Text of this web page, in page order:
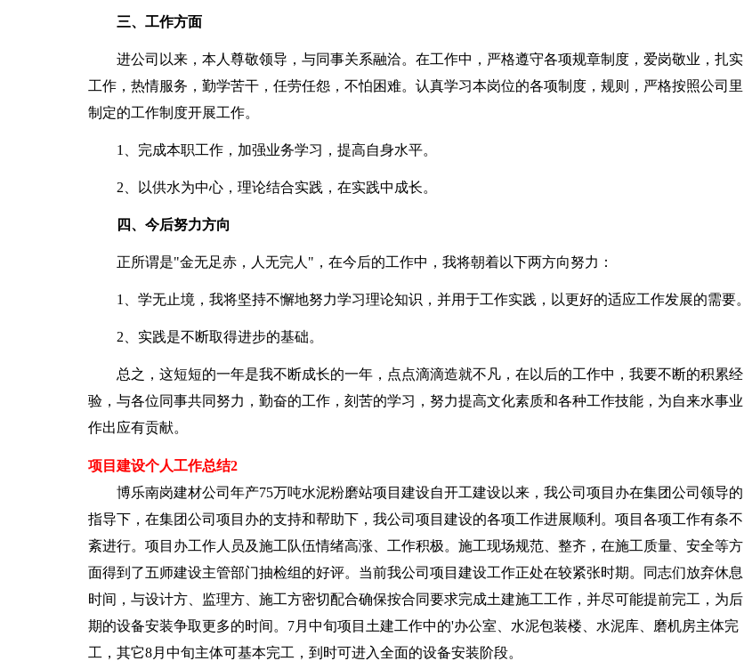
三、工作方面
进公司以来，本人尊敬领导，与同事关系融洽。在工作中，严格遵守各项规章制度，爱岗敬业，扎实
工作，热情服务，勤学苦干，任劳任怨，不怕困难。认真学习本岗位的各项制度，规则，严格按照公司里
制定的工作制度开展工作。
1、完成本职工作，加强业务学习，提高自身水平。
2、以供水为中心，理论结合实践，在实践中成长。
四、今后努力方向
正所谓是"金无足赤，人无完人"，在今后的工作中，我将朝着以下两方向努力：
1、学无止境，我将坚持不懈地努力学习理论知识，并用于工作实践，以更好的适应工作发展的需要。
2、实践是不断取得进步的基础。
总之，这短短的一年是我不断成长的一年，点点滴滴造就不凡，在以后的工作中，我要不断的积累经
验，与各位同事共同努力，勤奋的工作，刻苦的学习，努力提高文化素质和各种工作技能，为自来水事业
作出应有贡献。
项目建设个人工作总结2
博乐南岗建材公司年产75万吨水泥粉磨站项目建设自开工建设以来，我公司项目办在集团公司领导的
指导下，在集团公司项目办的支持和帮助下，我公司项目建设的各项工作进展顺利。项目各项工作有条不
紊进行。项目办工作人员及施工队伍情绪高涨、工作积极。施工现场规范、整齐，在施工质量、安全等方
面得到了五师建设主管部门抽检组的好评。当前我公司项目建设工作正处在较紧张时期。同志们放弃休息
时间，与设计方、监理方、施工方密切配合确保按合同要求完成土建施工工作，并尽可能提前完工，为后
期的设备安装争取更多的时间。7月中旬项目土建工作中的'办公室、水泥包装楼、水泥库、磨机房主体完
工，其它8月中旬主体可基本完工，到时可进入全面的设备安装阶段。